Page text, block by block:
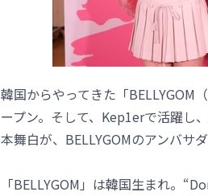
韓国からやってきた「BELLYGOM
ープン。そして、Kep1erで活躍し
本舞白が、BELLYGOMのアンバサ
「BELLYGOM」は韓国生まれ。